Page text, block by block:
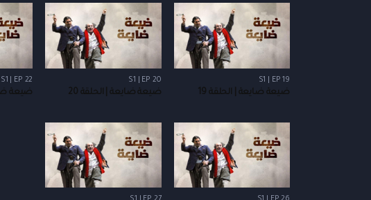
S1 | EP 19
ضيعة ضايعة | الحلقة 19
S1 | EP 20
ضيعة ضايعة | الحلقة 20
S1 | EP 22
ضيعة